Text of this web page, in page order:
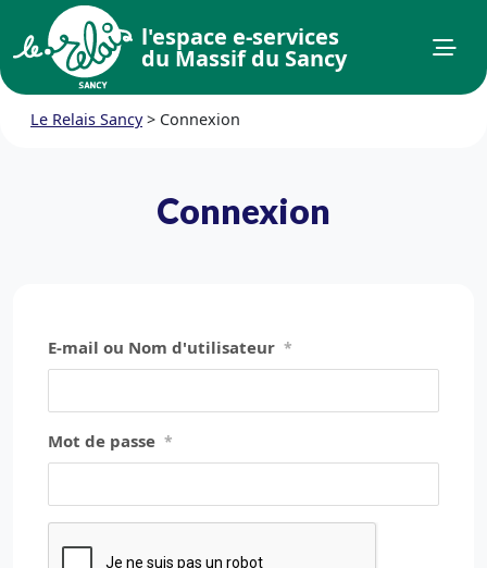
l'espace e-services
du Massif du Sancy
Le Relais Sancy> Connexion
Connexion
E-mail ou Nom d'utilisateur *
Mot de passe *